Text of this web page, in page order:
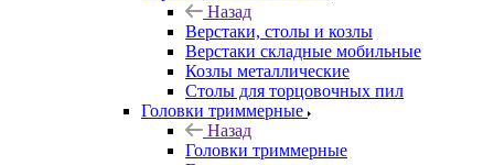
Назад
Верстаки, столы и козлы
Верстаки складные мобильные
Козлы металлические
Столы для торцовочных пил
Головки триммерные
Назад
Головки триммерные